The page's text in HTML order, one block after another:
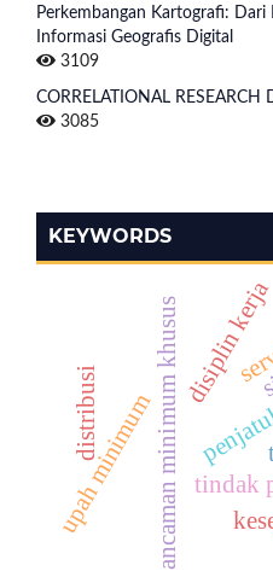
Perkembangan Kartografi: Dari
Informasi Geografis Digital
3109
CORRELATIONAL RESEARCH
3085
KEYWORDS
ancaman minimum khusus tindak
disiplin kerja
upah minimum
distribusi